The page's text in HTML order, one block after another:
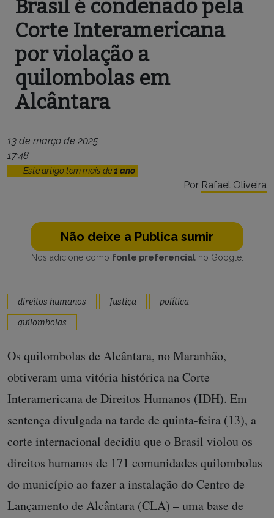
Brasil é condenado pela
Corte Interamericana
por violação a
quilombolas em
Alcântara
13 de março de 2025
17:48
Este artigo tem mais de1 ano
Por Rafael Oliveira
Não deixe a Publica sumir
Nos adicione como fonte preferencialno Google.
direitos humanos Justiça
política
quilombolas
Os quilombolas de Alcântara, no Maranhão,
obtiveram uma vitória histórica na Corte
Interamericana de Direitos Humanos (IDH). Em
sentença divulgada na tarde de quinta-feira (13), a
corte internacional decidiu que o Brasil violou os
direitos humanos de 171 comunidades quilombolas
do município ao fazer a instalação do Centro de
Lançamento de Alcântara (CLA) – uma base de